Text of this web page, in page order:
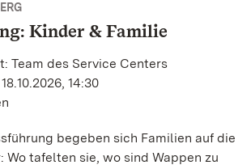
Kinder & Familie
Team des Service Centers
14:30
begeben sich Familien auf die
Wo tafelten sie, wo sind Wappen zu